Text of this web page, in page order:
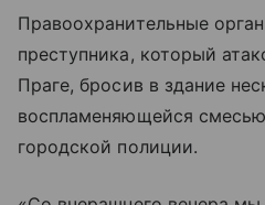
Правоохранительные
преступника, который
Праге, бросив в здание
воспламеняющейся
городской полиции.